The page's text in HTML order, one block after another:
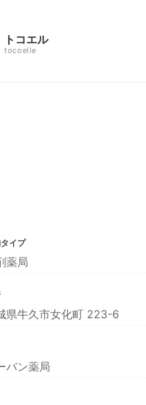
トコエル
tocoelle
イプ
薬局
県牛久市女化町 223-6
バン薬局